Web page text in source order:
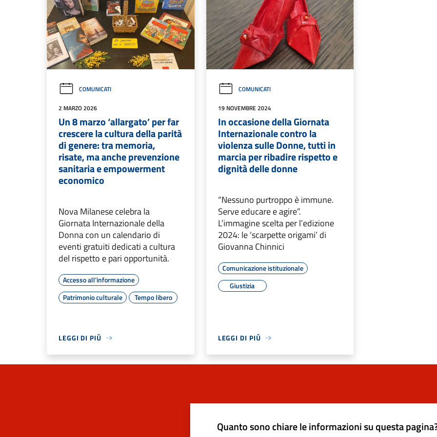
COMUNICATI
2 MARZO 2026
Un 8 marzo ‘allargato’ per far
crescere la cultura della parità
di genere: tra memoria,
risate, ma anche prevenzione
sanitaria e empowerment
economico
Nova Milanese celebra la
Giornata Internazionale della
Donna con un calendario di
eventi gratuiti dedicati a cultura
del rispetto e pari opportunità.
Accesso all'informazione
Patrimonio culturale
Tempo libero
LEGGI DI PIÙ
COMUNICATI
19 NOVEMBRE 2024
In occasione della Giornata
Internazionale contro la
violenza sulle Donne, tutti in
marcia per ribadire rispetto e
dignità delle donne
“Nessuno purtroppo è immune.
Serve educare e agire”.
L’immagine scelta per l’edizione
2024: le ‘scarpette origami’ di
Giovanna Chinnici
Comunicazione istituzionale
Giustizia
LEGGI DI PIÙ
Quanto sono chiare le informazioni su questa